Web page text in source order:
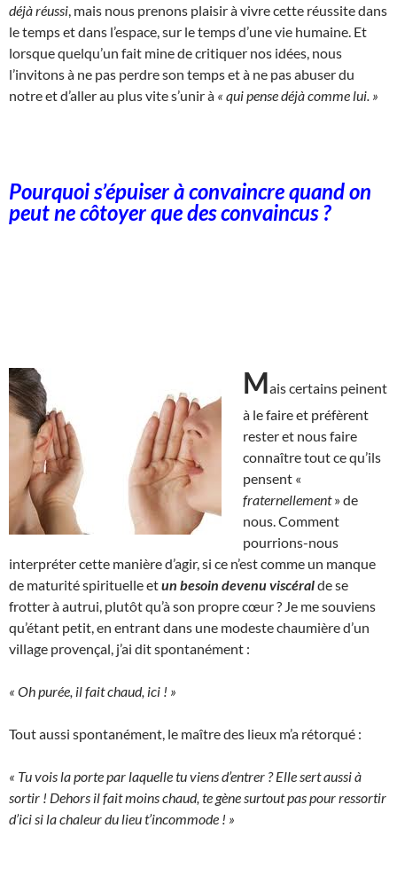
déjà réussi , mais nous prenons plaisir à vivre cette réussite dans
le temps et dans l’espace, sur le temps d’une vie humaine. Et
lorsque quelqu’un fait mine de critiquer nos idées, nous
l’invitons à ne pas perdre son temps et à ne pas abuser du
notre et d’aller au plus vite s’unir à « qui pense déjà comme lui. »
Pourquoi s’épuiser à convaincre quand on
peut ne côtoyer que des convaincus ?
Mais certains peinent
à le faire et préfèrent
rester et nous faire
connaître tout ce qu’ils
pensent «
fraternellement» de
nous. Comment
pourrions-nous
interpréter cette manière d’agir, si ce n’est comme un manque
de maturité spirituelle etun besoin devenu viscéralde se
frotter à autrui, plutôt qu’à son propre cœur ? Je me souviens
qu’étant petit, en entrant dans une modeste chaumière d’un
village provençal, j’ai dit spontanément :
« Oh purée, il fait chaud, ici ! »
Tout aussi spontanément, le maître des lieux m’a rétorqué :
« Tu vois la porte par laquelle tu viens d’entrer ? Elle sert aussi à
sortir ! Dehors il fait moins chaud, te gène surtout pas pour ressortir
d’ici si la chaleur du lieu t’incommode ! »